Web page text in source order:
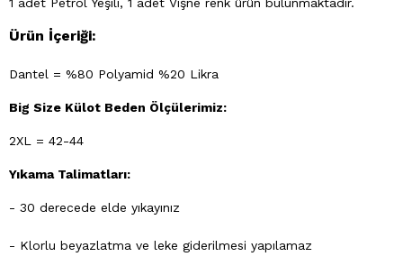
1 adet Petrol Yeşili, 1 adet Vişne renk ürün bulunmaktadır.
Ürün İçeriği:
Dantel = %80 Polyamid %20 Likra
Big Size Külot Beden Ölçülerimiz:
2XL = 42-44
Yıkama Talimatları:
- 30 derecede elde yıkayınız
- Klorlu beyazlatma ve leke giderilmesi yapılamaz